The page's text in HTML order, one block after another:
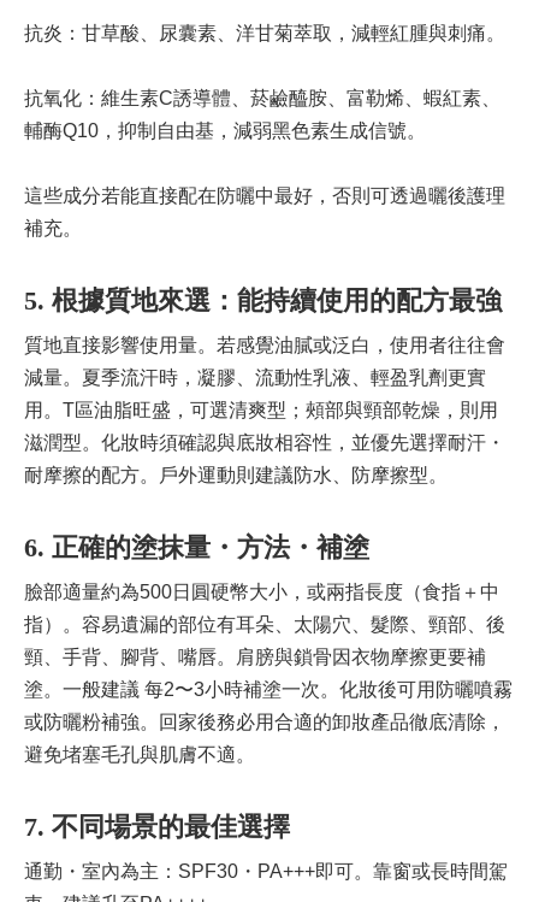
抗炎：甘草酸、尿囊素、洋甘菊萃取，減輕紅腫與刺痛。
抗氧化：維生素C誘導體、菸鹼醯胺、富勒烯、蝦紅素、
輔酶Q10，抑制自由基，減弱黑色素生成信號。
這些成分若能直接配在防曬中最好，否則可透過曬後護理
補充。
5. 根據質地來選：能持續使用的配方最強
質地直接影響使用量。若感覺油膩或泛白，使用者往往會
減量。夏季流汗時，凝膠、流動性乳液、輕盈乳劑更實
用。T區油脂旺盛，可選清爽型；頰部與頸部乾燥，則用
滋潤型。化妝時須確認與底妝相容性，並優先選擇耐汗・
耐摩擦的配方。戶外運動則建議防水、防摩擦型。
6. 正確的塗抹量・方法・補塗
臉部適量約為500日圓硬幣大小，或兩指長度（食指＋中
指）。容易遺漏的部位有耳朵、太陽穴、髮際、頸部、後
頸、手背、腳背、嘴唇。肩膀與鎖骨因衣物摩擦更要補
塗。一般建議 每2〜3小時補塗一次。化妝後可用防曬噴霧
或防曬粉補強。回家後務必用合適的卸妝產品徹底清除，
避免堵塞毛孔與肌膚不適。
7. 不同場景的最佳選擇
通勤・室內為主：SPF30・PA+++即可。靠窗或長時間駕